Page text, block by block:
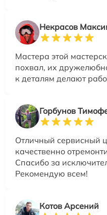
Некрасов
Мастера этой
похвал, их
к деталям делают
Горбунов
Отличный сервисный
качественно
Спасибо за
Рекомендую всем!
Котов Арсений